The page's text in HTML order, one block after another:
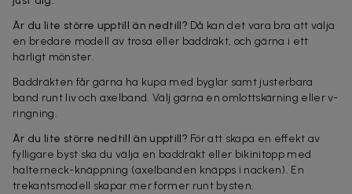
Är du lite större upptill än nedtill? Då kan det vara bra att välja
en bredare modell av trosa eller baddräkt, och gärna i ett
härligt mönster.
Baddräkten får gärna ha kupa med byglar samt justerbara
band runt liv och axelband. Välj gärna en omlottskärning eller v-
ringning.
Är du lite större nedtill än upptill? För att skapa en effekt av
fylligare byst ska du välja en baddräkt eller bikinitopp med
halterneck-knäppning (axelbanden knäpps i nacken). En
trekantsmodell skapar mer former runt bysten.